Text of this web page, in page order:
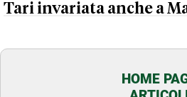
Tari invariata anche a
HOME